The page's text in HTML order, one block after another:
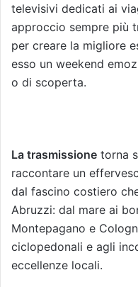
televisivi dedicati ai
approccio sempre più
per creare la migliore
esso un weekend
o di scoperta.
La trasmissione torna
raccontare un
dal fascino costiero
Abruzzi: dal mare ai
Montepagano e
ciclopedonali e agli
eccellenze locali.